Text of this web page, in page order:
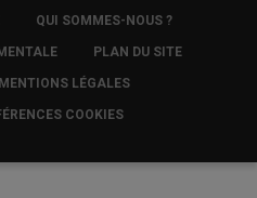
QUI SOMMES-NOUS ?
PLAN DU SITE
MENTIONS LÉGALES
COOKIES